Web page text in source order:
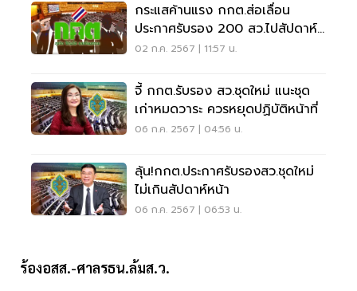
กระแสค้านแรง กกต.ส่อเลื่อน
ประกาศรับรอง 200 สว.ไปสัปดาห์
หน้า
02 ก.ค. 2567 | 11:57 น.
จี้ กกต.รับรอง สว.ชุดใหม่ แนะชุด
เก่าหมดวาระ ควรหยุดปฏิบัติหน้าที่
06 ก.ค. 2567 | 04:56 น.
ลุ้น!กกต.ประกาศรับรองสว.ชุดใหม่
ไม่เกินสัปดาห์หน้า
06 ก.ค. 2567 | 06:53 น.
ร้องอสส.-ศาลรธน.ล้มส.ว.